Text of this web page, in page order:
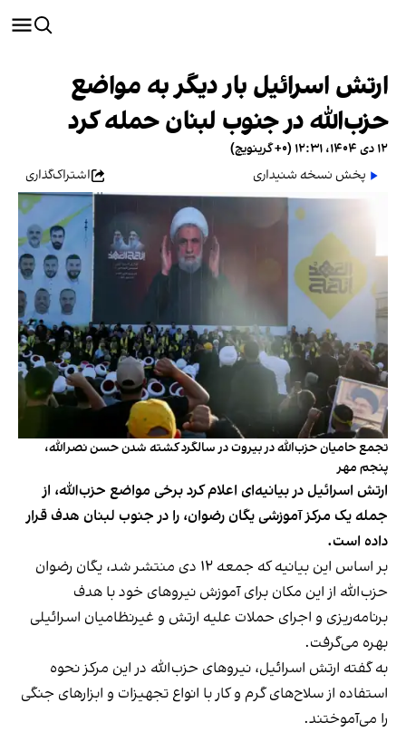
ارتش اسرائیل بار دیگر به مواضع
حزب‌الله در جنوب لبنان حمله کرد
۱۲ دی ۱۴۰۴، ۱۲:۳۱ (‎+۰ گرینویچ)
پخش نسخه شنیداری
اشتراک‌گذاری
تجمع حامیان حزب‌الله در بیروت در سالگرد کشته شدن حسن نصرالله،
پنجم مهر
ارتش اسرائیل در بیانیه‌ای اعلام کرد برخی مواضع حزب‌الله، از
جمله یک مرکز آموزشی یگان رضوان، را در جنوب لبنان هدف قرار
داده است.
بر اساس این بیانیه که جمعه ۱۲ دی منتشر شد، یگان رضوان
حزب‌الله از این مکان برای آموزش نیروهای خود با هدف
برنامه‌ریزی و اجرای حملات علیه ارتش و غیرنظامیان اسرائیلی
بهره می‌گرفت.
به گفته ارتش اسرائیل، نیروهای حزب‌الله در این مرکز نحوه
استفاده از سلاح‌های گرم و کار با انواع تجهیزات و ابزارهای جنگی
را می‌آموختند.